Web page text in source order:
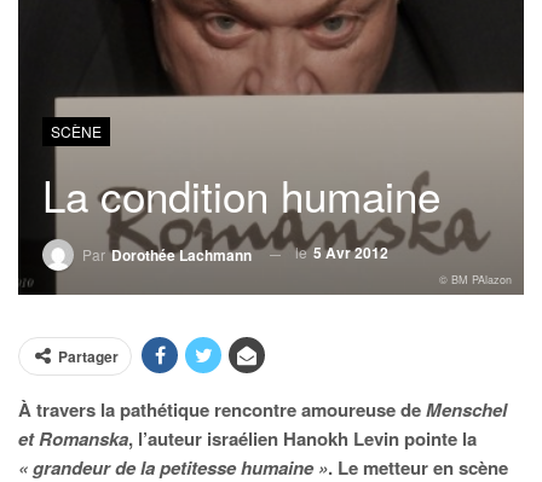
SCÈNE
La condition humaine
Par Dorothée Lachmann le5 Avr 2012
© BM PAlazon
Partager
À travers la pathétique rencontre amoureuse deMenschel
et Romanska, l’auteur israélien Hanokh Levin pointe la
« grandeur de la petitesse humaine ». Le metteur en scène